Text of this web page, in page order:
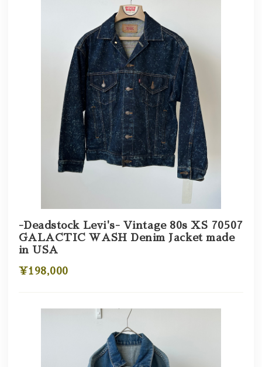
-Deadstock Levi's- Vintage 80s XS 70507
GALACTIC WASH Denim Jacket made
in USA
¥198,000